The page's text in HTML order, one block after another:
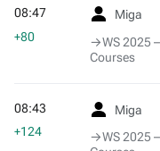
Miga
→‎WS 2025
Courses
08:47
+80
Miga
→‎WS 2025
08:43
+124